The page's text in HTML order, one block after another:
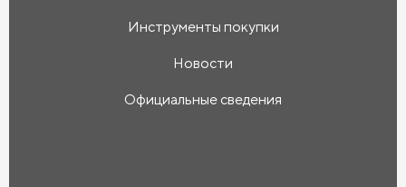
Инструменты покупки
Новости
Официальные сведения